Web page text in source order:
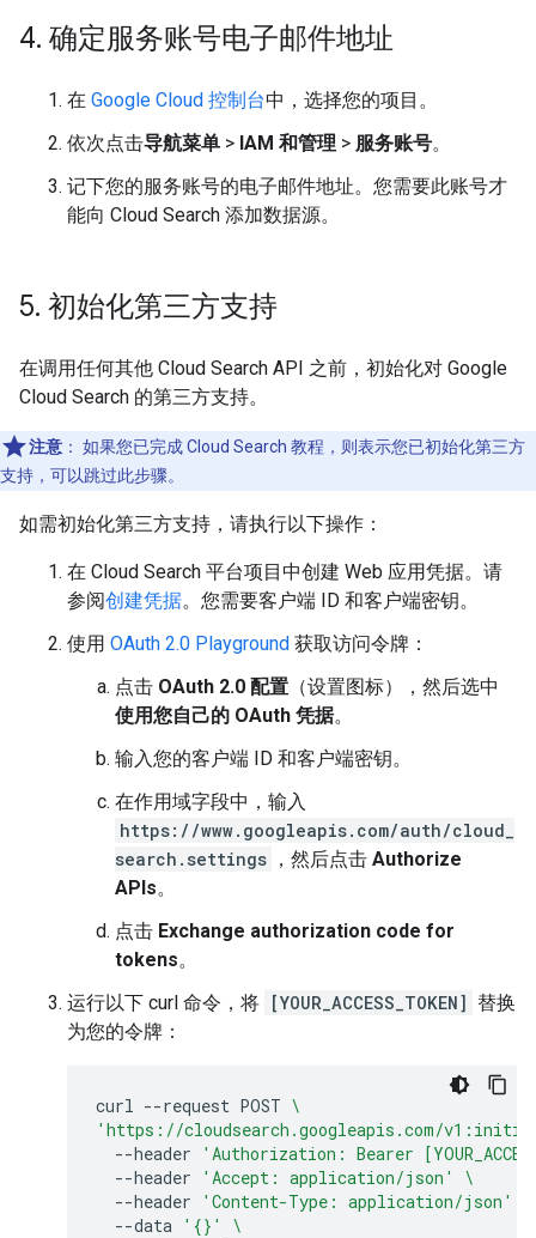
4. 确定服务账号电子邮件地址
在 Google Cloud 控制台中，选择您的项目。
依次点击导航菜单 > IAM 和管理 > 服务账号。
记下您的服务账号的电子邮件地址。您需要此账号才
能向 Cloud Search 添加数据源。
5. 初始化第三方支持
在调用任何其他 Cloud Search API 之前，初始化对 Google
Cloud Search 的第三方支持。
注意 ： 如果您已完成 Cloud Search 教程，则表示您已初始化第三方
支持，可以跳过此步骤。
如需初始化第三方支持，请执行以下操作：
在 Cloud Search 平台项目中创建 Web 应用凭据。请
参阅创建凭据。您需要客户端 ID 和客户端密钥。
使用 OAuth 2.0 Playground 获取访问令牌：
点击 OAuth 2.0 配置 （设置图标），然后选中
使用您自己的 OAuth 凭据。
输入您的客户端 ID 和客户端密钥。
在作用域字段中，输入
https://www.googleapis.com/auth/cloud_
search.settings ，然后点击 Authorize
APIs。
点击 Exchange authorization code for
tokens。
运行以下 curl 命令，将 [YOUR_ACCESS_TOKEN] 替换
为您的令牌：
curl --request POST \
'https://cloudsearch.googleapis.com/
--header
'Authorization: Bearer
--header
'Accept: application/json'
\
--header
'Content-Type: application/json'
--data '{}'
\